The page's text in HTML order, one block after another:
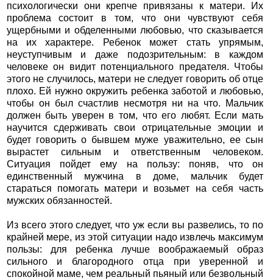
психологически они крепче привязаны к матери. Их
проблема состоит в том, что они чувствуют себя
ущербными и обделенными любовью, что сказывается
на их характере. Ребенок может стать упрямым,
неуступчивым и даже подозрительным: в каждом
человеке он видит потенциального предателя. Чтобы
этого не случилось, матери не следует говорить об отце
плохо. Ей нужно окружить ребенка заботой и любовью,
чтобы он был счастлив несмотря ни на что. Мальчик
должен быть уверен в том, что его любят. Если мать
научится сдерживать свои отрицательные эмоции и
будет говорить о бывшем муже уважительно, ее сын
вырастет сильным и ответственным человеком.
Ситуация пойдет ему на пользу: поняв, что он
единственный мужчина в доме, мальчик будет
стараться помогать матери и возьмет на себя часть
мужских обязанностей.
Из всего этого следует, что уж если вы развелись, то по
крайней мере, из этой ситуации надо извлечь максимум
пользы: для ребенка лучше воображаемый образ
сильного и благородного отца при уверенной и
спокойной маме, чем реальный пьяный или безвольный